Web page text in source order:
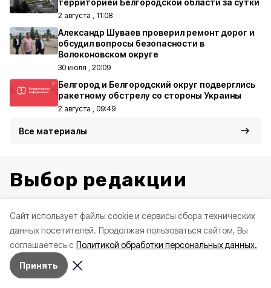
Cайт использует файлы cookie и сервисы сбора технических
данных посетителей. Продолжая пользоваться сайтом, Вы
соглашаетесь с Политикой обработки персональных данных.
Принять
территорией Белгородской области за сутки
2 августа , 11:08
Александр Шуваев проверил ремонт дорог и
обсудил вопросы безопасности в
Волоконовском округе
30 июля , 20:09
Белгород и Белгородский округ подверглись
ракетному обстрелу со стороны Украины
2 августа , 09:49
Все материалы
Выбор редакции